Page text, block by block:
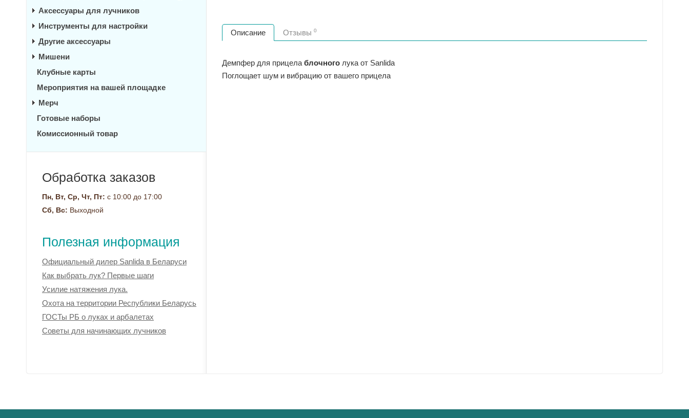
Описание Отзывы 0
Демпфер для прицела блочного лука от Sanlida
Поглощает шум и вибрацию от вашего прицела
Аксессуары для лучников
Инструменты для настройки
Другие аксессуары
Мишени
Клубные карты
Мероприятия на вашей площадке
Мерч
Готовые наборы
Комиссионный товар
Обработка заказов
Пн, Вт, Ср, Чт, Пт: с 10:00 до 17:00
Сб, Вс: Выходной
Полезная информация
Официальный дилер Sanlida в Беларуси
Как выбрать лук? Первые шаги
Усилие натяжения лука.
Охота на территории Республики Беларусь
ГОСТы РБ о луках и арбалетах
Советы для начинающих лучников